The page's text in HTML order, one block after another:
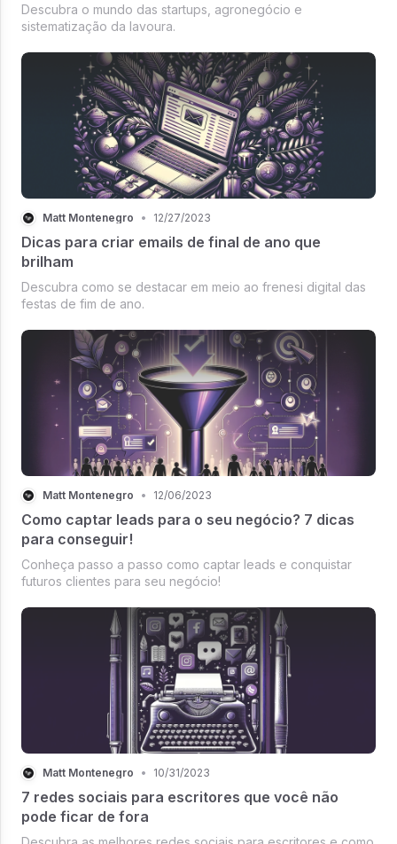
Descubra o mundo das startups, agronegócio e
sistematização da lavoura.
Matt Montenegro • 12/27/2023
Dicas para criar emails de final de ano que
brilham
Descubra como se destacar em meio ao frenesi digital das
festas de fim de ano.
Matt Montenegro • 12/06/2023
Como captar leads para o seu negócio? 7 dicas
para conseguir!
Conheça passo a passo como captar leads e conquistar
futuros clientes para seu negócio!
Matt Montenegro • 10/31/2023
7 redes sociais para escritores que você não
pode ficar de fora